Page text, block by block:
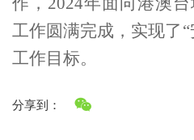
工作圆满完成，实现了
工作目标。
分享到：